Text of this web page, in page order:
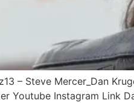
– Steve Mercer_Dan
Youtube Instagram Link